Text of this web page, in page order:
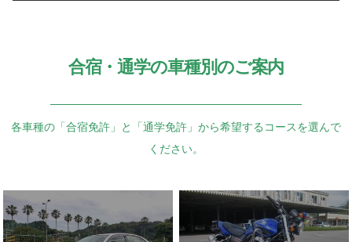
合宿・通学の車種別のご案内
各車種の「合宿免許」と「通学免許」から希望するコースを選んで
ください。